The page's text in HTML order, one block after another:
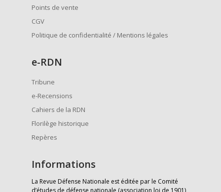
Points de vente
CGV
Politique de confidentialité / Mentions légales
e-RDN
Tribune
e-Recensions
Cahiers de la RDN
Florilège historique
Repères
Informations
La Revue Défense Nationale est éditée par le Comité